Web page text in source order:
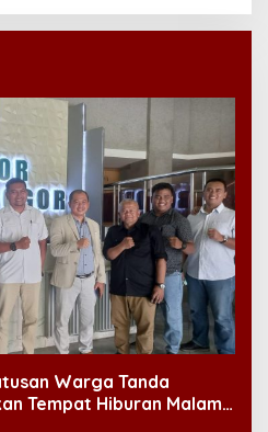
Warga Tanda
Tempat Hiburan Malam